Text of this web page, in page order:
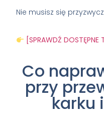
Nie musisz się
[SPRAWDŹ
Co
przy
karku